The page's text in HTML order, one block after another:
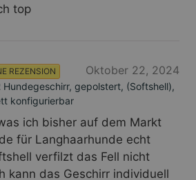
top
REZENSION Oktober 22, 2024
Hundegeschirr, gepolstert, (Softshell),
konfigurierbar
ich bisher auf dem Markt
für Langhaarhunde echt
verfilzt das Fell nicht
kann das Geschirr individuell